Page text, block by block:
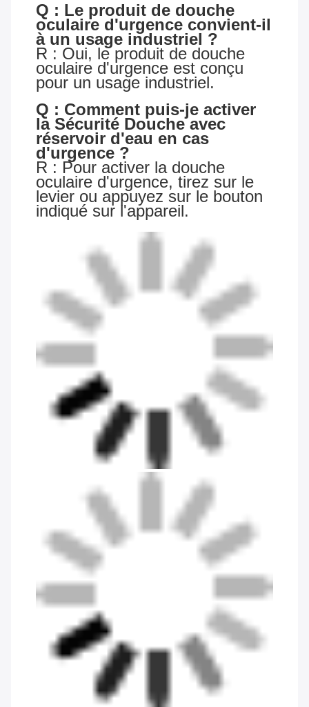
Q : Le produit de douche
oculaire d'urgence convient-il
à un usage industriel ?
R : Oui, le produit de douche
oculaire d'urgence est conçu
pour un usage industriel.
Q : Comment puis-je activer
la Sécurité Douche avec
réservoir d'eau en cas
d'urgence ?
R : Pour activer la douche
oculaire d'urgence, tirez sur le
levier ou appuyez sur le bouton
indiqué sur l'appareil.